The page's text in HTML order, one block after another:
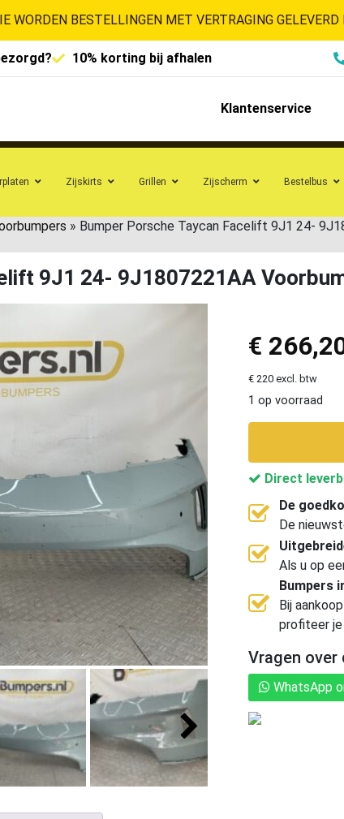
WORDEN BESTELLINGEN MET VERTRAGING
10% korting bij afhalen
Klantenservice
Zijskirts Grillen Zijscherm Bestelbus
» Bumper Porsche Taycan Facelift 9J1 24-
9J1 24- 9J1807221AA
€
€ 220 excl. btw
1 op voorraad
Direct
De
De
Als u op
Bumpers
Bij
profiteer je
Vragen over
WhatsApp